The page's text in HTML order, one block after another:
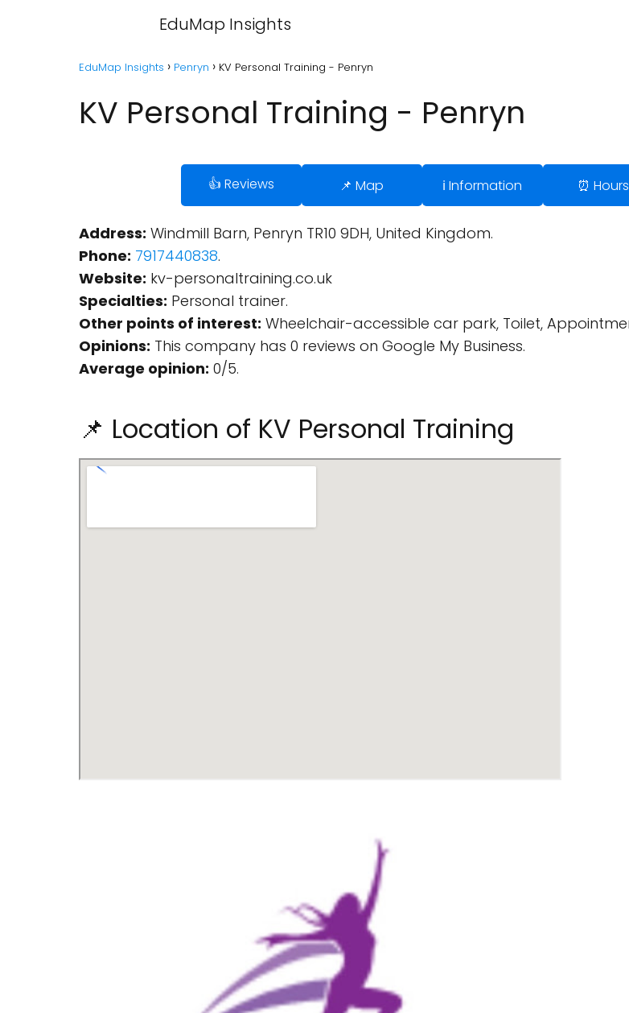
EduMap Insights
EduMap Insights Penryn KV Personal Training - Penryn
KV Personal Training - Penryn
👍 Reviews 📌 Map ℹ️ Information ⏰ Hours
Address: Windmill Barn, Penryn TR10 9DH, United Kingdom.
Phone: 7917440838.
Website: kv-personaltraining.co.uk
Specialties: Personal trainer.
Other points of interest: Wheelchair-accessible car park, Toilet,
Opinions: This company has 0 reviews on Google My Business.
Average opinion: 0/5.
📌 Location of KV Personal Training